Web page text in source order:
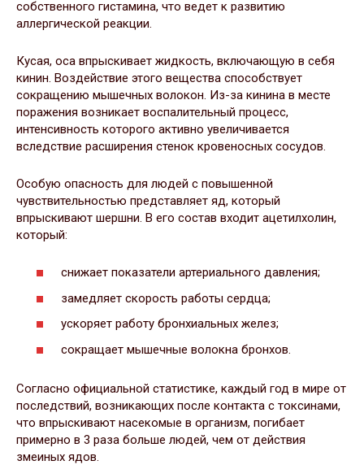
собственного гистамина, что ведет к развитию
аллергической реакции.
Кусая, оса впрыскивает жидкость, включающую в себя
кинин. Воздействие этого вещества способствует
сокращению мышечных волокон. Из-за кинина в месте
поражения возникает воспалительный процесс,
интенсивность которого активно увеличивается
вследствие расширения стенок кровеносных сосудов.
Особую опасность для людей с повышенной
чувствительностью представляет яд, который
впрыскивают шершни. В его состав входит ацетилхолин,
который:
снижает показатели артериального давления;
замедляет скорость работы сердца;
ускоряет работу бронхиальных желез;
сокращает мышечные волокна бронхов.
Согласно официальной статистике, каждый год в мире от
последствий, возникающих после контакта с токсинами,
что впрыскивают насекомые в организм, погибает
примерно в 3 раза больше людей, чем от действия
змеиных ядов.